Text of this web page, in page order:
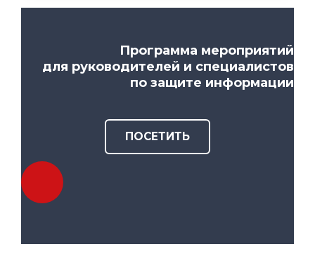
Программа мероприятий
для руководителей и специалистов
по защите информации
ПОСЕТИТЬ